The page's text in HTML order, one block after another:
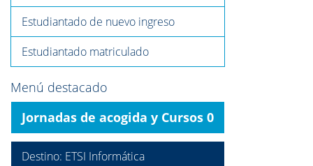
Estudiantado de nuevo ingreso
Estudiantado matriculado
Menú destacado
Jornadas de acogida y Cursos 0
Destino: ETSI Informática